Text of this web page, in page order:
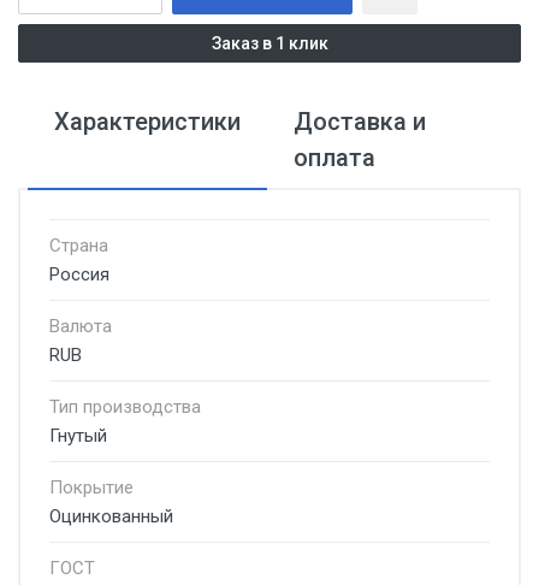
Заказ в 1 клик
Характеристики
Доставка и
оплата
Страна
Россия
Валюта
RUB
Тип производства
Гнутый
Покрытие
Оцинкованный
ГОСТ